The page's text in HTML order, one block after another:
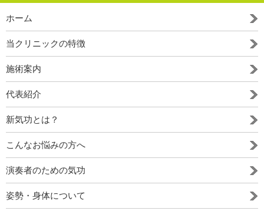
ホーム
当クリニックの特徴
施術案内
代表紹介
新気功とは？
こんなお悩みの方へ
演奏者のための気功
姿勢・身体について